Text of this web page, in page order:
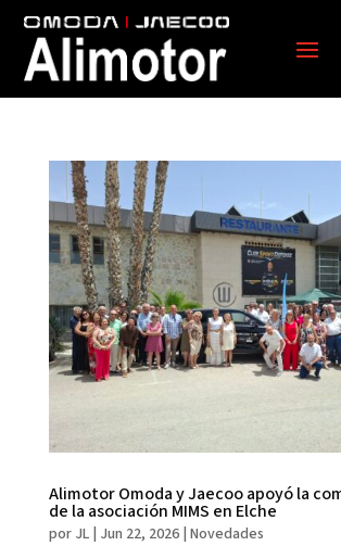
Alimotor Omoda y Jaecoo apoyó la
de la asociación MIMS en Elche
por JL| Jun 22, 2026| Novedades